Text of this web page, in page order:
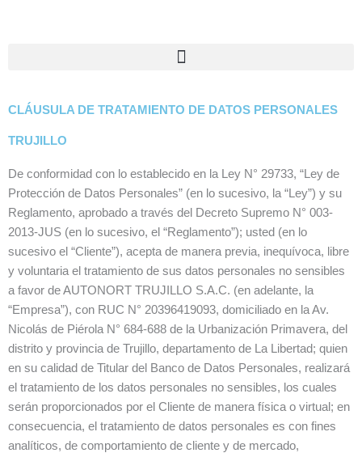
CLÁUSULA DE TRATAMIENTO DE DATOS PERSONALES
TRUJILLO
De conformidad con lo establecido en la Ley N° 29733, “Ley de
Protección de Datos Personales” (en lo sucesivo, la “Ley”) y su
Reglamento, aprobado a través del Decreto Supremo N° 003-
2013-JUS (en lo sucesivo, el “Reglamento”); usted (en lo
sucesivo el “Cliente”), acepta de manera previa, inequívoca, libre
y voluntaria el tratamiento de sus datos personales no sensibles
a favor de AUTONORT TRUJILLO S.A.C. (en adelante, la
“Empresa”), con RUC N° 20396419093, domiciliado en la Av.
Nicolás de Piérola N° 684-688 de la Urbanización Primavera, del
distrito y provincia de Trujillo, departamento de La Libertad; quien
en su calidad de Titular del Banco de Datos Personales, realizará
el tratamiento de los datos personales no sensibles, los cuales
serán proporcionados por el Cliente de manera física o virtual; en
consecuencia, el tratamiento de datos personales es con fines
analíticos, de comportamiento de cliente y de mercado,